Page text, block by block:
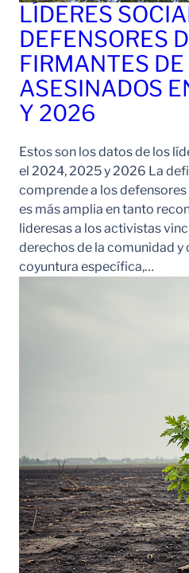
LÍDERES
DEFENSORES
FIRMANTES
ASESINADOS
Y 2026
Estos son los datos de los
el 2024, 2025 y 2026 La
comprende a los
es más amplia en tanto
lideresas a los activistas
derechos de la comunidad y
coyuntura específica,…